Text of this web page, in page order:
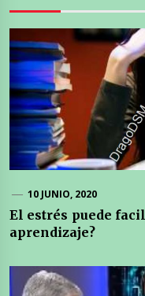
10 JUNIO, 2020
El estrés puede
aprendizaje?